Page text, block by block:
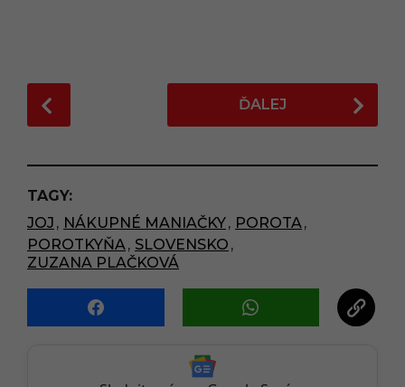
o
t
P
a
g
i
n
t
ĎALEJ
TAGY:
JOJ , NÁKUPNÉ MANIAČKY, POROTA ,
POROTKYŇA , SLOVENSKO ,
ZUZANA PLAČKOVÁ